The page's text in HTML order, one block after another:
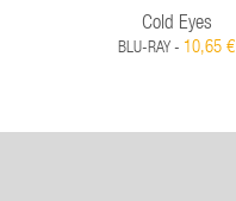
Cold Eyes
BLU-RAY - 10,65 €